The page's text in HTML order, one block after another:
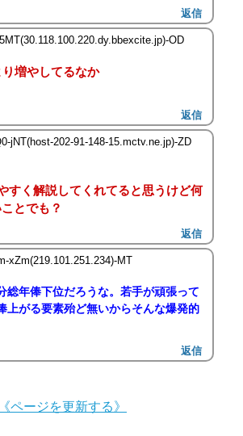
返信
OD
増やしてるなか
返信
jNT(host-202-91-148-15.mctv.ne.jp)-ZD
すく解説してくれてると思うけど何
とでも？
返信
xZm(219.101.251.234)-MT
総年俸下位だろうな。若手が頑張って
上がる要素殆ど無いからそんな爆発的
返信
《ページを更新する》